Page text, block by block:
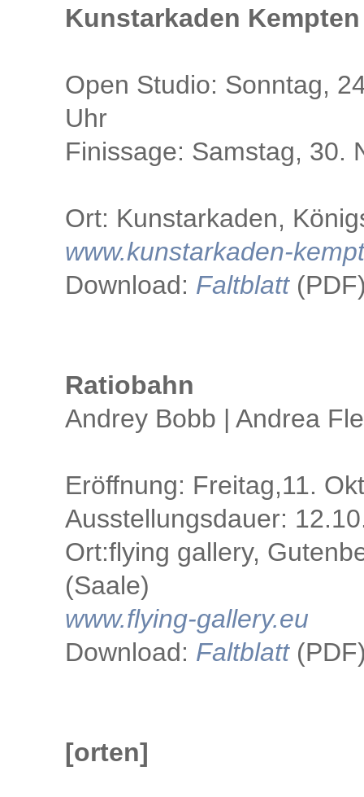
Kunstarkaden Kempten
Open Studio: Sonntag,
Uhr
Finissage: Samstag, 30.
Ort: Kunstarkaden,
www.kunstarkaden-
Download: Faltblatt
Ratiobahn
Andrey Bobb | Andrea
Eröffnung: Freitag,11.
Ausstellungsdauer:
Ort:flying gallery,
(Saale)
www.flying-gallery.eu
Download: Faltblatt
[orten]